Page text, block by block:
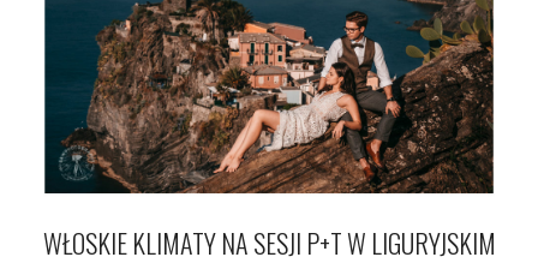
WŁOSKIE KLIMATY NA SESJI P+T W LIGURYJSKIM